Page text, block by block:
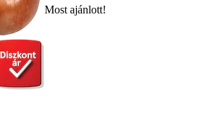
Most ajánlott!